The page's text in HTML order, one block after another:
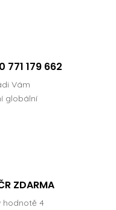
771 179 662
Vám
globální
ZDARMA
hodnotě 4